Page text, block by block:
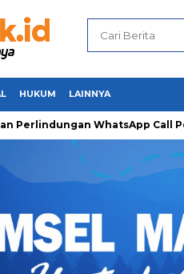
HUKUM LAINNYA
WhatsApp Call Pertama